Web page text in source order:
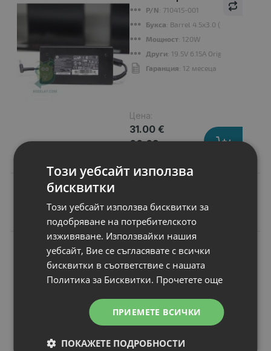
P/N: 710415-001
Букса: Barrel 4.5x3.0 (blue tip)
Мощност: 120W
Други: 19.5V 6.15A Original
Гаранция: 12 месеца
Цена:
31.00 €
60.63 лв.
Подобни продукти
N
Батерия за лаптоп
Acer Aspire 7551G
Капацитет: 4400 mAh
Волтаж: 10.80 V
: Li-Ion
Този уебсайт използва
бисквитки
Този уебсайт използва бисквитки за
подобряване на потребителското
изживяване. Използвайки нашия
уебсайт, Вие се съгласявате с всички
бисквитки в съответствие с нашата
Политика за Бисквитки. Прочетете още
ПРИЕМЕТЕ ВСИЧКИ
ПОКАЖЕТЕ ПОДРОБНОСТИ